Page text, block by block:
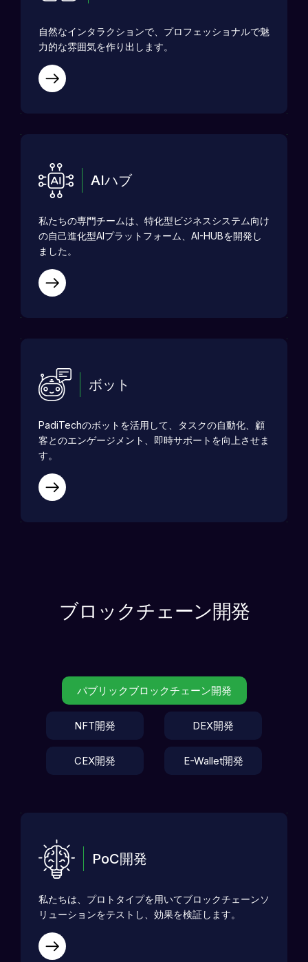
自然なインタラクションで、プロフェッショナルで魅
力的な雰囲気を作り出します。
AIハブ
私たちの専門チームは、特化型ビジネスシステム向け
の自己進化型AIプラットフォーム、AI-HUBを開発し
ました。
ボット
PadiTechのボットを活用して、タスクの自動化、顧
客とのエンゲージメント、即時サポートを向上させま
す。
ブロックチェーン開発
パブリックブロックチェーン開発
NFT開発 DEX開発
CEX開発 E-Wallet開発
PoC開発
私たちは、プロトタイプを用いてブロックチェーンソ
リューションをテストし、効果を検証します。